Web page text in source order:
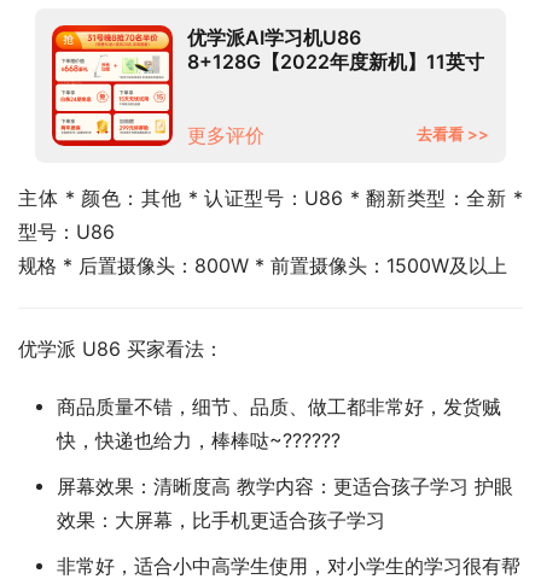
优学派AI学习机U86
8+128G【2022年度新机】11英寸
更多评价
去看看 >>
主体 * 颜色：其他 * 认证型号：U86 * 翻新类型：全新 *
型号：U86
规格 * 后置摄像头：800W * 前置摄像头：1500W及以上
优学派 U86 买家看法：
商品质量不错，细节、品质、做工都非常好，发货贼
快，快递也给力，棒棒哒~??????
屏幕效果：清晰度高 教学内容：更适合孩子学习 护眼
效果：大屏幕，比手机更适合孩子学习
非常好，适合小中高学生使用，对小学生的学习很有帮